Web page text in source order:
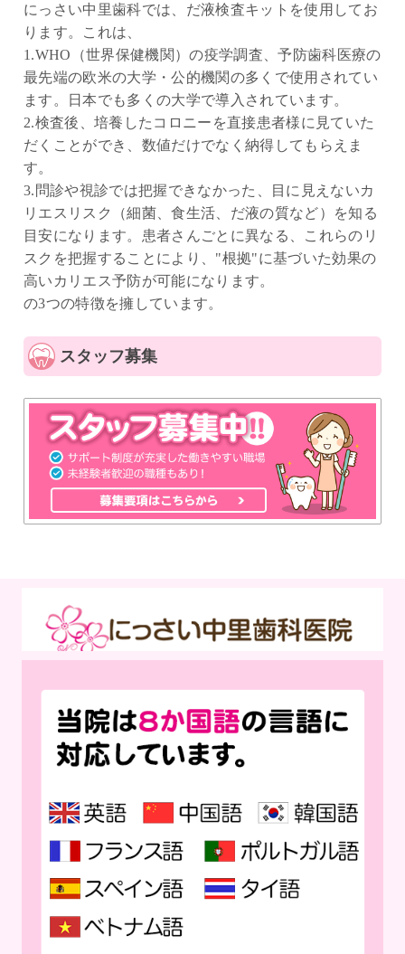
にっさい中里歯科では、だ液検査キットを使用してお
ります。これは、
1.WHO（世界保健機関）の疫学調査、予防歯科医療の
最先端の欧米の大学・公的機関の多くで使用されてい
ます。日本でも多くの大学で導入されています。
2.検査後、培養したコロニーを直接患者様に見ていた
だくことができ、数値だけでなく納得してもらえま
す。
3.問診や視診では把握できなかった、目に見えないカ
リエスリスク（細菌、食生活、だ液の質など）を知る
目安になります。患者さんごとに異なる、これらのリ
スクを把握することにより、"根拠"に基づいた効果の
高いカリエス予防が可能になります。
の3つの特徴を擁しています。
スタッフ募集